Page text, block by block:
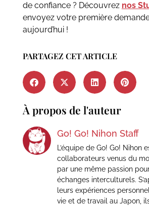
de confiance ? Découvrez nos
envoyez votre première
aujourd’hui !
PARTAGEZ CET ARTICLE
À propos de l'auteur
Go! Go! Nihon Staff
L’équipe de Go! Go! Nihon
collaborateurs venus du
par une même passion
échanges interculturels.
leurs expériences
vie et de travail au Japon,